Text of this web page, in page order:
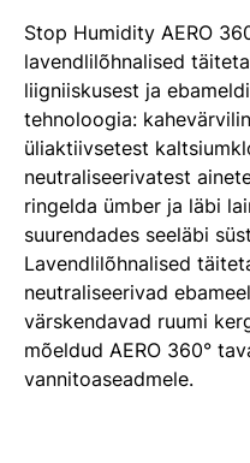
Stop Humidity AERO
lavendlilõhnalised
liigniiskusest ja
tehnoloogia:
üliaktiivsetest
neutraliseerivatest
ringelda ümber ja läbi
suurendades seeläbi
Lavendlilõhnalised
neutraliseerivad
värskendavad ruumi
mõeldud AERO 360°
vannitoaseadmele.